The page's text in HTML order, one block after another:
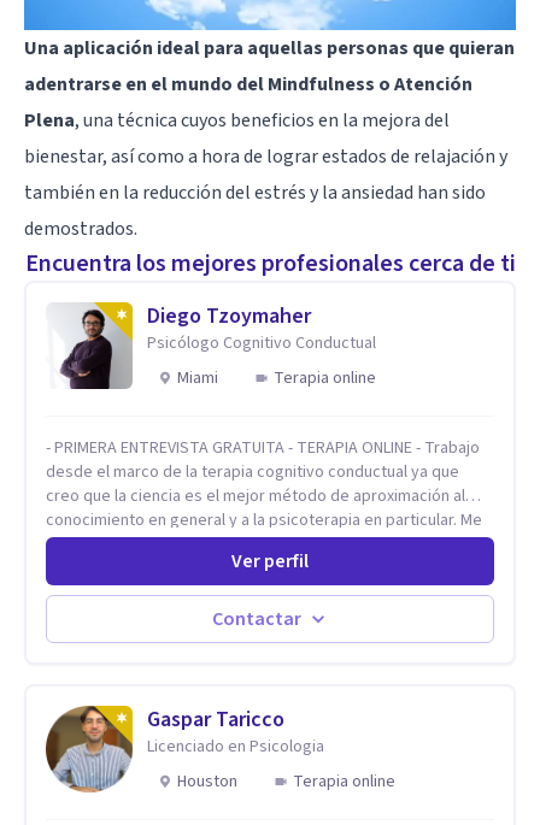
Una aplicación ideal para aquellas personas que quieran
adentrarse en el mundo del Mindfulness o Atención
Plena, una técnica cuyos beneficios en la mejora del
bienestar, así como a hora de lograr estados de relajación y
también en la reducción del estrés y la ansiedad han sido
demostrados.
Encuentra los mejores profesionales cerca de ti
Diego Tzoymaher
Psicólogo Cognitivo Conductual
Miami
Terapia online
- PRIMERA ENTREVISTA GRATUITA - TERAPIA ONLINE - Trabajo
desde el marco de la terapia cognitivo conductual ya que
creo que la ciencia es el mejor método de aproximación al
conocimiento en general y a la psicoterapia en particular. Me
interesan los procesos de cambio conductual por los que una
persona pueda alcanzar sus objetivos, transitando,
aceptando y modificando sus patrones cognitivos y
emocionales. Abordo patologías específicas como trastornos
de ansiedad y del ánimo, y también crisis vitales y procesos
Ver perfil
Contactar
Gaspar Taricco
Licenciado en Psicologia
Houston
Terapia online